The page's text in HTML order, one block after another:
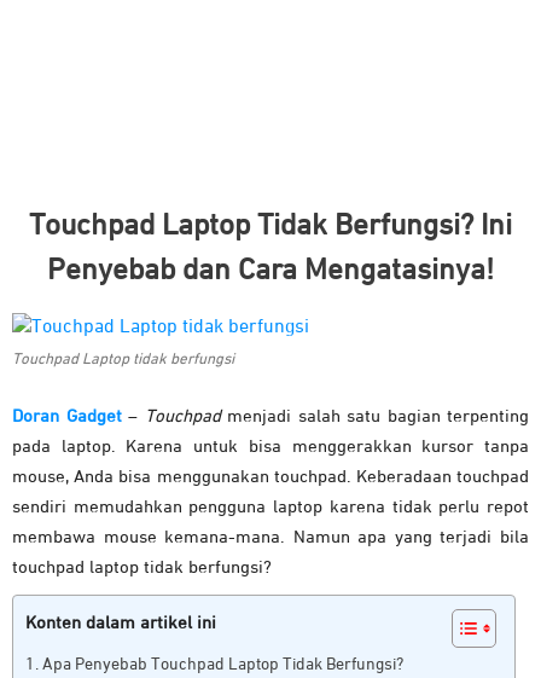
Touchpad Laptop Tidak Berfungsi? Ini
Penyebab dan Cara Mengatasinya!
Touchpad Laptop tidak berfungsi
Doran Gadget– Touchpadmenjadi salah satu bagian terpenting
pada laptop. Karena untuk bisa menggerakkan kursor tanpa
mouse, Anda bisa menggunakan touchpad. Keberadaan touchpad
sendiri memudahkan pengguna laptop karena tidak perlu repot
membawa mouse kemana-mana. Namun apa yang terjadi bila
touchpad laptop tidak berfungsi?
Konten dalam artikel ini
Apa Penyebab Touchpad Laptop Tidak Berfungsi?